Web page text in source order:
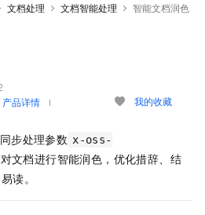
文档处理 文档智能处理 智能文档润色
产品详情 我的收藏
步处理参数 x-oss-
对文档进行智能润色，优化措辞、结
读。